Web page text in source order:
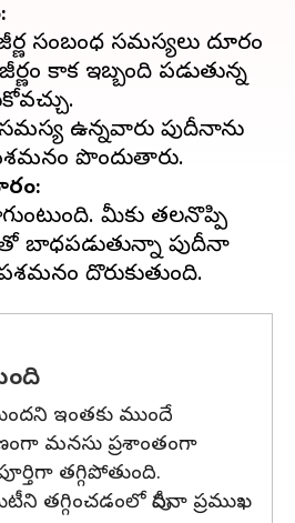
సంబంధ సమస్యలు దూరం
జీర్ణం కాక ఇబ్బంది పడుతున్న
సమస్య ఉన్నవారు పుదీనాను
మీకు తలనొప్పి
బాధపడుతున్నా పుదీనా
ఇంతకు ముందే
మనసు ప్రశాంతంగా
తగ్గిపోతుంది.
తగ్గించడంలో పుదీనా ప్రముఖ